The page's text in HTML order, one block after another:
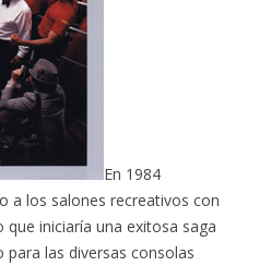
En 1984
a los salones recreativos con
que iniciaría una exitosa saga
las diversas consolas